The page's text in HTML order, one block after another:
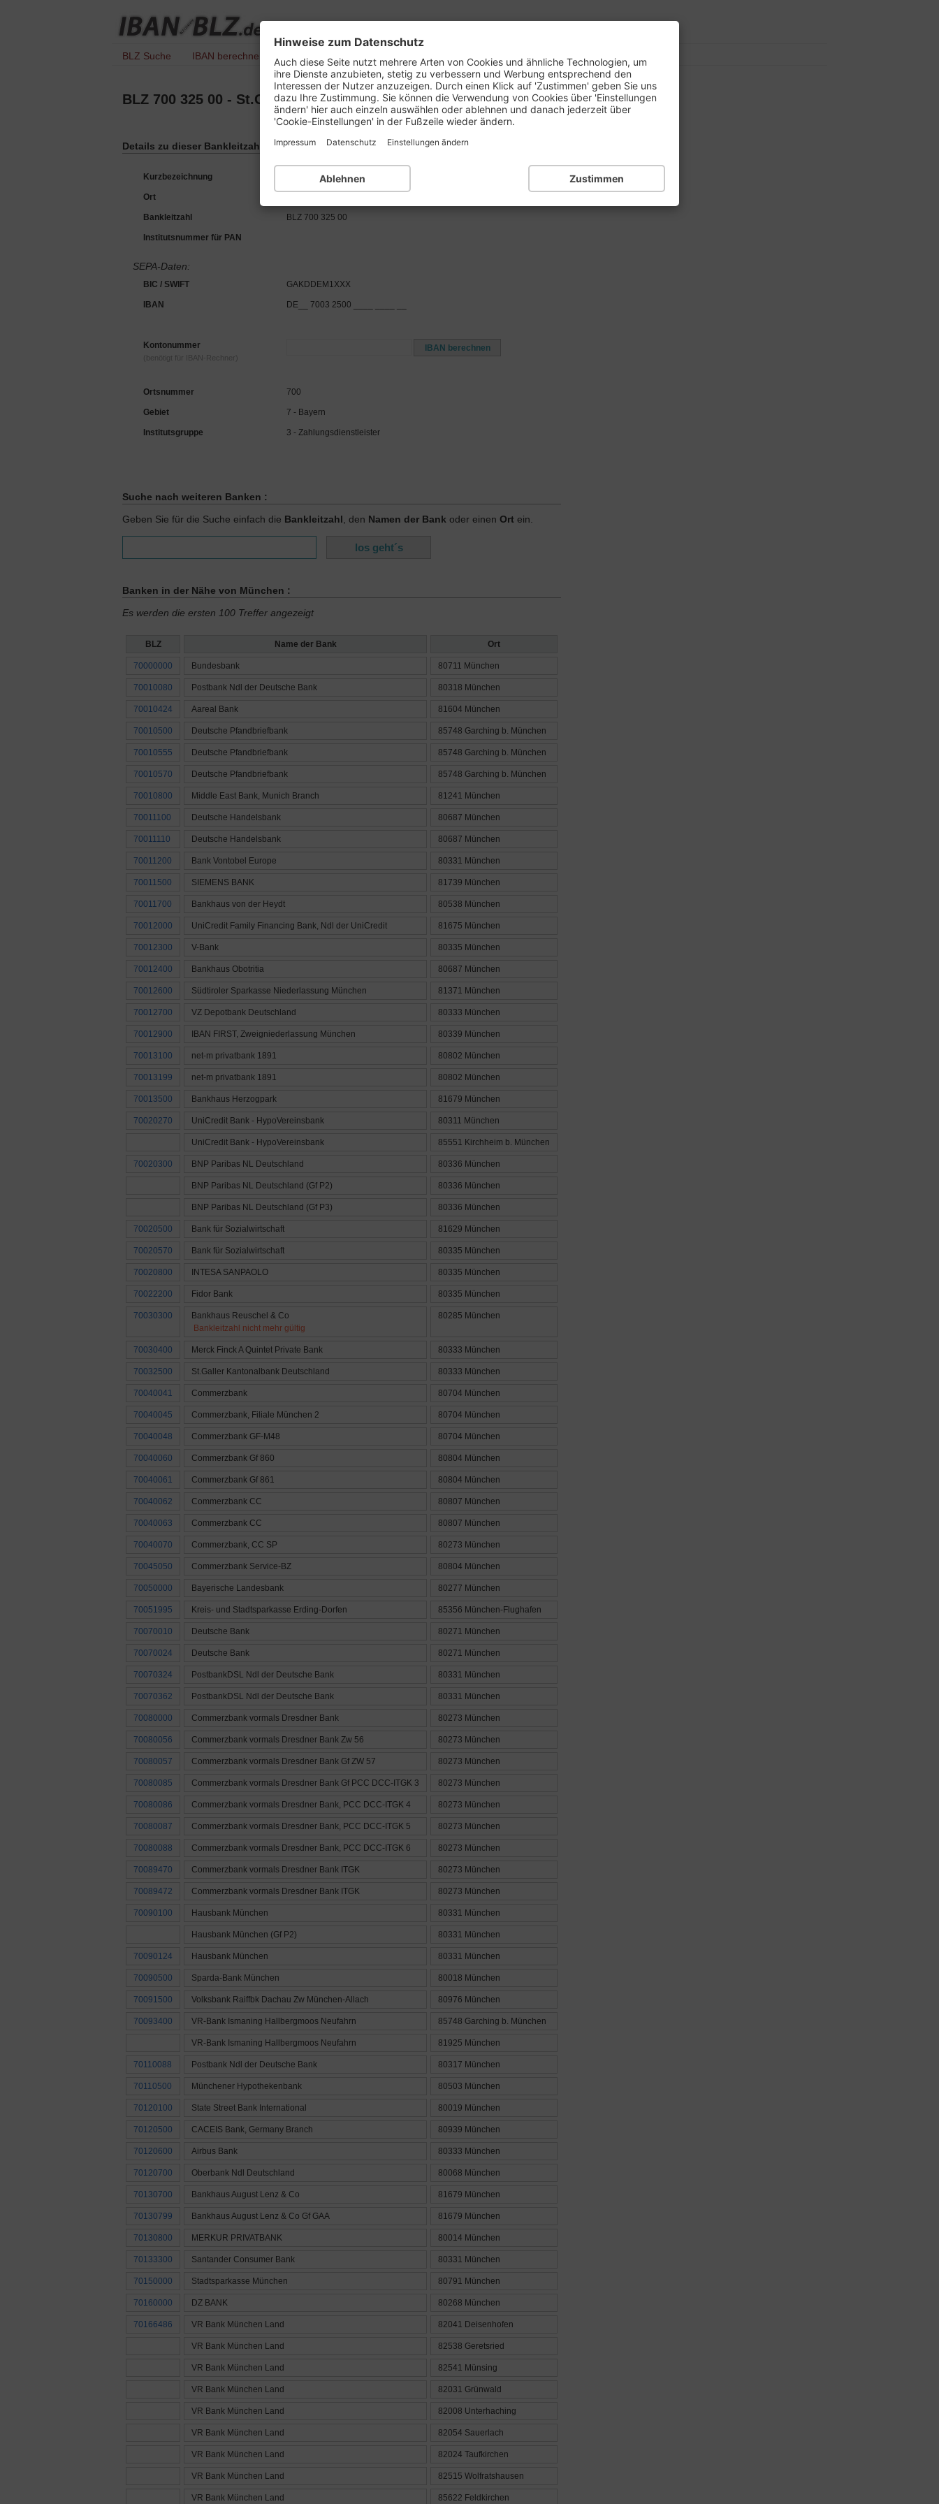
BLZ Suche IBAN berechnen IBAN prüfen BLZ-Liste: 2.. 4.. 5.. 6..
BLZ 700 325 00 - St.Galler Kantonalbank Deutschland
Details zu dieser Bankleitzahl :
Kurzbezeichnung SGKB Deutschland, München
Ort
Bankleitzahl BLZ 700 325 00
Institutsnummer für PAN
SEPA-Daten:
BIC / SWIFT GAKDDEM1XXX
IBAN DE__ 7003 2500 ____ ____ __
Kontonummer
(benötigt für IBAN-Rechner)
Ortsnummer 700
Gebiet 7 - Bayern
Institutsgruppe 3 - Zahlungsdienstleister
Suche nach weiteren Banken :
Geben Sie für die Suche einfach die Bankleitzahl , den Namen der Bank oder einen Ort ein.
Banken in der Nähe von München :
Es werden die ersten 100 Treffer angezeigt
BLZ Name der Bank Ort
70000000 Bundesbank 80711 München
70010080 Postbank Ndl der Deutsche Bank 80318 München
70010424 Aareal Bank 81604 München
70010500 Deutsche Pfandbriefbank 85748 Garching b. München
70010555 Deutsche Pfandbriefbank 85748 Garching b. München
70010570 Deutsche Pfandbriefbank 85748 Garching b. München
70010800 Middle East Bank, Munich Branch 81241 München
70011100 Deutsche Handelsbank 80687 München
70011110 Deutsche Handelsbank 80687 München
70011200 Bank Vontobel Europe 80331 München
70011500 SIEMENS BANK 81739 München
70011700 Bankhaus von der Heydt 80538 München
70012000 UniCredit Family Financing Bank, Ndl der UniCredit 81675 München
70012300 V-Bank 80335 München
70012400 Bankhaus Obotritia 80687 München
70012600 Südtiroler Sparkasse Niederlassung München 81371 München
70012700 VZ Depotbank Deutschland 80333 München
70012900 IBAN FIRST, Zweigniederlassung München 80339 München
70013100 net-m privatbank 1891 80802 München
70013199 net-m privatbank 1891 80802 München
70013500 Bankhaus Herzogpark 81679 München
70020270 UniCredit Bank - HypoVereinsbank 80311 München
UniCredit Bank - HypoVereinsbank 85551 Kirchheim b. München
70020300 BNP Paribas NL Deutschland 80336 München
BNP Paribas NL Deutschland (Gf P2) 80336 München
BNP Paribas NL Deutschland (Gf P3) 80336 München
70020500 Bank für Sozialwirtschaft 81629 München
70020570 Bank für Sozialwirtschaft 80335 München
70020800 INTESA SANPAOLO 80335 München
70022200 Fidor Bank 80335 München
70030300
Bankhaus Reuschel & Co
Bankleitzahl nicht mehr gültig
80285 München
70030400 Merck Finck A Quintet Private Bank 80333 München
70032500 St.Galler Kantonalbank Deutschland 80333 München
70040041 Commerzbank 80704 München
70040045 Commerzbank, Filiale München 2 80704 München
70040048 Commerzbank GF-M48 80704 München
70040060 Commerzbank Gf 860 80804 München
70040061 Commerzbank Gf 861 80804 München
70040062 Commerzbank CC 80807 München
70040063 Commerzbank CC 80807 München
70040070 Commerzbank, CC SP 80273 München
70045050 Commerzbank Service-BZ 80804 München
70050000 Bayerische Landesbank 80277 München
70051995 Kreis- und Stadtsparkasse Erding-Dorfen 85356 München-Flughafen
70070010 Deutsche Bank 80271 München
70070024 Deutsche Bank 80271 München
70070324 PostbankDSL Ndl der Deutsche Bank 80331 München
70070362 PostbankDSL Ndl der Deutsche Bank 80331 München
70080000 Commerzbank vormals Dresdner Bank 80273 München
70080056 Commerzbank vormals Dresdner Bank Zw 56 80273 München
70080057 Commerzbank vormals Dresdner Bank Gf ZW 57 80273 München
70080085 Commerzbank vormals Dresdner Bank Gf PCC DCC-ITGK 3 80273 München
70080086 Commerzbank vormals Dresdner Bank, PCC DCC-ITGK 4 80273 München
70080087 Commerzbank vormals Dresdner Bank, PCC DCC-ITGK 5 80273 München
70080088 Commerzbank vormals Dresdner Bank, PCC DCC-ITGK 6 80273 München
70089470 Commerzbank vormals Dresdner Bank ITGK 80273 München
70089472 Commerzbank vormals Dresdner Bank ITGK 80273 München
70090100 Hausbank München 80331 München
Hausbank München (Gf P2) 80331 München
70090124 Hausbank München 80331 München
70090500 Sparda-Bank München 80018 München
70091500 Volksbank Raiffbk Dachau Zw München-Allach 80976 München
70093400 VR-Bank Ismaning Hallbergmoos Neufahrn 85748 Garching b. München
VR-Bank Ismaning Hallbergmoos Neufahrn 81925 München
70110088 Postbank Ndl der Deutsche Bank 80317 München
70110500 Münchener Hypothekenbank 80503 München
70120100 State Street Bank International 80019 München
70120500 CACEIS Bank, Germany Branch 80939 München
70120600 Airbus Bank 80333 München
70120700 Oberbank Ndl Deutschland 80068 München
70130700 Bankhaus August Lenz & Co 81679 München
70130799 Bankhaus August Lenz & Co Gf GAA 81679 München
70130800 MERKUR PRIVATBANK 80014 München
70133300 Santander Consumer Bank 80331 München
70150000 Stadtsparkasse München 80791 München
70160000 DZ BANK 80268 München
70166486 VR Bank München Land 82041 Deisenhofen
VR Bank München Land 82538 Geretsried
VR Bank München Land 82541 Münsing
VR Bank München Land 82031 Grünwald
VR Bank München Land 82008 Unterhaching
VR Bank München Land 82054 Sauerlach
VR Bank München Land 82024 Taufkirchen
VR Bank München Land 82515 Wolfratshausen
VR Bank München Land 85622 Feldkirchen
Hinweise zum Datenschutz
Auch diese Seite nutzt mehrere Arten von Cookies und ähnliche Technologien, um
ihre Dienste anzubieten, stetig zu verbessern und Werbung entsprechend den
Interessen der Nutzer anzuzeigen. Durch einen Klick auf 'Zustimmen' geben Sie uns
dazu Ihre Zustimmung. Sie können die Verwendung von Cookies über 'Einstellungen
ändern' hier auch einzeln auswählen oder ablehnen und danach jederzeit über
'Cookie-Einstellungen' in der Fußzeile wieder ändern.
Impressum Datenschutz Einstellungen ändern
Ablehnen Zustimmen